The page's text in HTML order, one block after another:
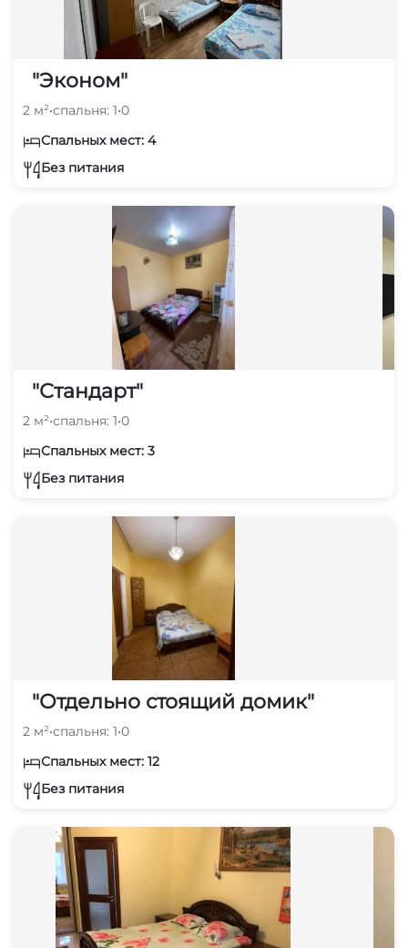
"Эконом"
2 м²•спальня: 1•0
Спальных мест: 4
Без питания
"Стандарт"
2 м²•спальня: 1•0
Спальных мест: 3
Без питания
"Отдельно стоящий домик"
2 м²•спальня: 1•0
Спальных мест: 12
Без питания